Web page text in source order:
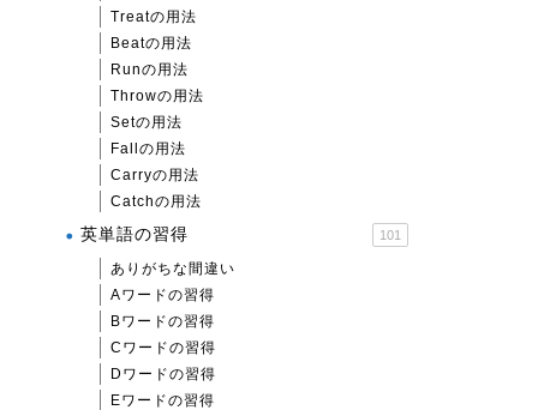
Treatの用法
Beatの用法
Runの用法
Throwの用法
Setの用法
Fallの用法
Carryの用法
Catchの用法
英単語の習得 101
ありがちな間違い
Aワードの習得
Bワードの習得
Cワードの習得
Dワードの習得
Eワードの習得